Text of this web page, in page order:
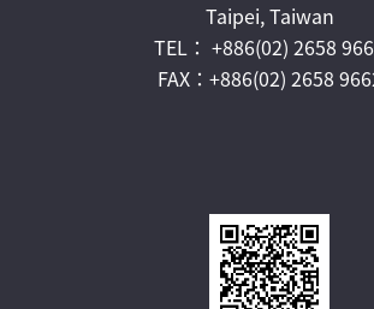
Taipei, Taiwan
TEL： +886(02) 2658
FAX：+886(02) 2658